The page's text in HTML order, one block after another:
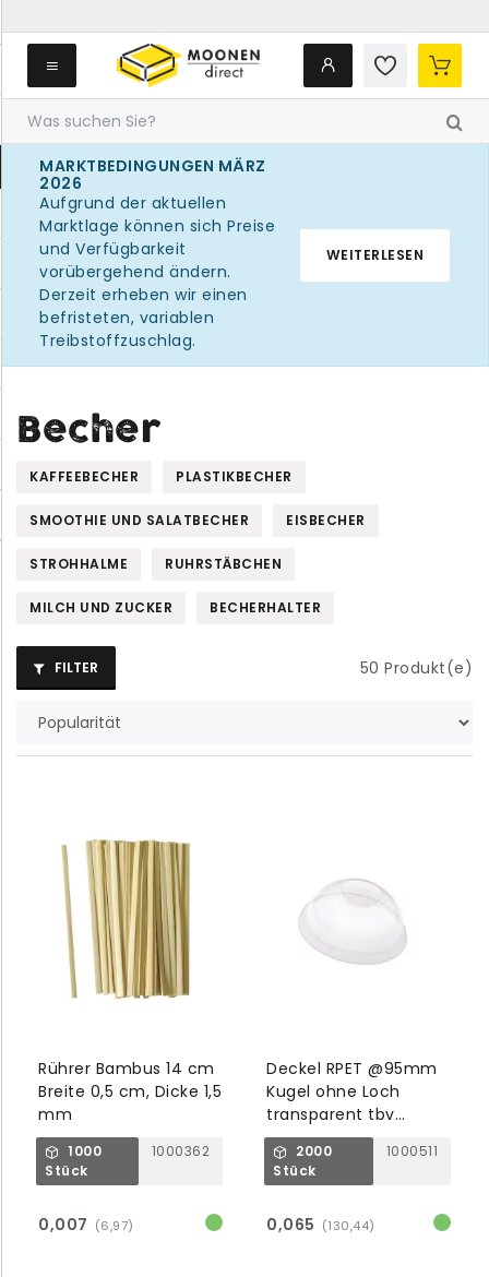
MARKTBEDINGUNGEN MÄRZ
2026
Aufgrund der aktuellen
Marktlage können sich Preise
und Verfügbarkeit
vorübergehend ändern.
Derzeit erheben wir einen
befristeten, variablen
Treibstoffzuschlag.
WEITERLESEN
Becher
KAFFEEBECHER PLASTIKBECHER
SMOOTHIE UND SALATBECHER EISBECHER
STROHHALME RUHRSTÄBCHEN
MILCH UND ZUCKER BECHERHALTER
FILTER 50 Produkt(e)
Rührer Bambus 14 cm
Breite 0,5 cm, Dicke 1,5
mm
1000
Stück
1000362
0,007 (6,97)
Deckel RPET @95mm
Kugel ohne Loch
transparent tbv
Becher
1000769/1001007/8
2000
Stück
1000511
0,065 (130,44)